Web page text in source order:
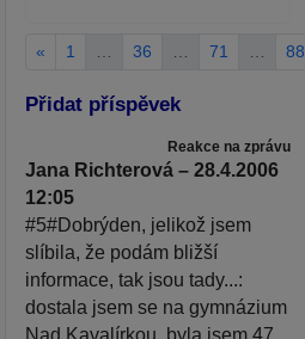
« 1 36 71 88
Přidat příspěvek
Reakce na zprávu
Jana Richterová – 28.4.2006
12:05
#5#Dobrýden, jelikož jsem
slíbila, že podám bližší
informace, tak jsou tady...:
dostala jsem se na gymnázium
Nad Kavalírkou, byla jsem 47